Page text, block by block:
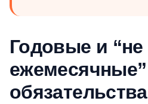
Годовые и “не
ежемесячные”
обязательства